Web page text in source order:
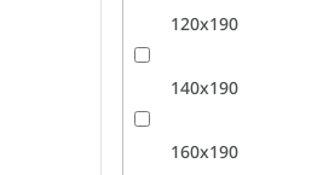
120x190
140x190
160x190